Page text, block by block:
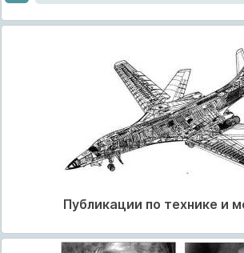
Публикации по технике и